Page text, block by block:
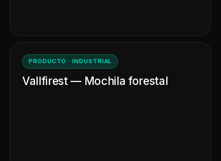
PRODUCTO · INDUSTRIAL
Vallfirest — Mochila forestal